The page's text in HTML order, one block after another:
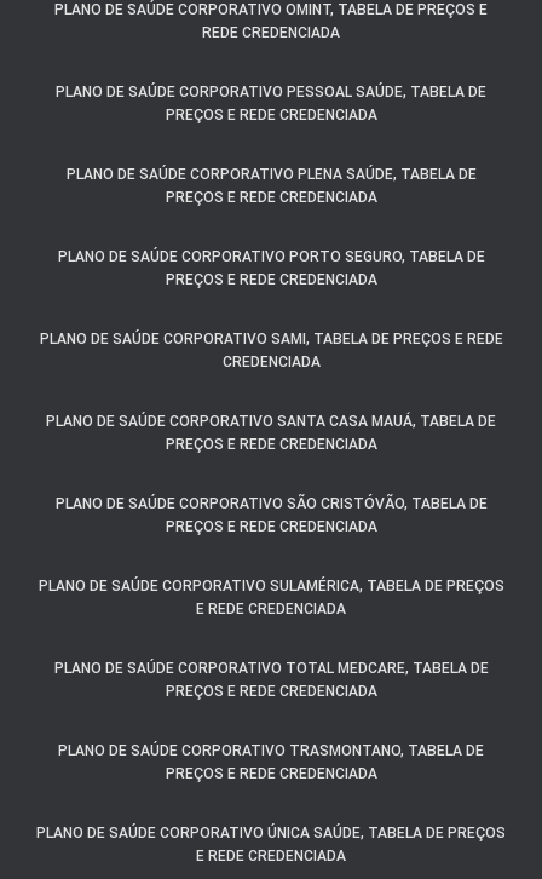
PLANO DE SAÚDE CORPORATIVO OMINT, TABELA DE PREÇOS E
REDE CREDENCIADA
PLANO DE SAÚDE CORPORATIVO PESSOAL SAÚDE, TABELA DE
PREÇOS E REDE CREDENCIADA
PLANO DE SAÚDE CORPORATIVO PLENA SAÚDE, TABELA DE
PREÇOS E REDE CREDENCIADA
PLANO DE SAÚDE CORPORATIVO PORTO SEGURO, TABELA DE
PREÇOS E REDE CREDENCIADA
PLANO DE SAÚDE CORPORATIVO SAMI, TABELA DE PREÇOS E REDE
CREDENCIADA
PLANO DE SAÚDE CORPORATIVO SANTA CASA MAUÁ, TABELA DE
PREÇOS E REDE CREDENCIADA
PLANO DE SAÚDE CORPORATIVO SÃO CRISTÓVÃO, TABELA DE
PREÇOS E REDE CREDENCIADA
PLANO DE SAÚDE CORPORATIVO SULAMÉRICA, TABELA DE PREÇOS
E REDE CREDENCIADA
PLANO DE SAÚDE CORPORATIVO TOTAL MEDCARE, TABELA DE
PREÇOS E REDE CREDENCIADA
PLANO DE SAÚDE CORPORATIVO TRASMONTANO, TABELA DE
PREÇOS E REDE CREDENCIADA
PLANO DE SAÚDE CORPORATIVO ÚNICA SAÚDE, TABELA DE PREÇOS
E REDE CREDENCIADA